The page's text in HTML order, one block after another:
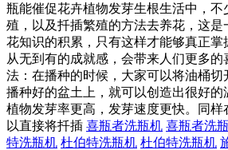
瓶能催促花卉植物发芽生根生活中，不
殖，以及扦插繁殖的方法去养花，这
花知识的积累，只有这样才能够真正掌
从无到有的成就感，会带来人们更多
法：在播种的时候，大家可以将油桶切
播种好的盆土上，就可以创造出很好
植物发芽率更高，发芽速度更快。同
以直接将扦插 喜瓶者洗瓶机 喜瓶者洗
特洗瓶机 杜伯特洗瓶机 杜伯特洗瓶机